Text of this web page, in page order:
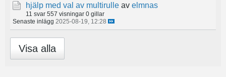
hjälp med val av multirulle av elmnas
11 svar 557 visningar 0 gillar
Senaste inlägg 2025-08-19, 12:28
Visa alla